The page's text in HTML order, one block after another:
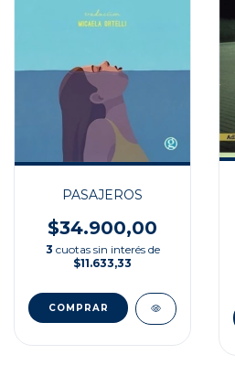
PASAJEROS
$34.900,00
3 cuotas sin interés de
$11.633,33